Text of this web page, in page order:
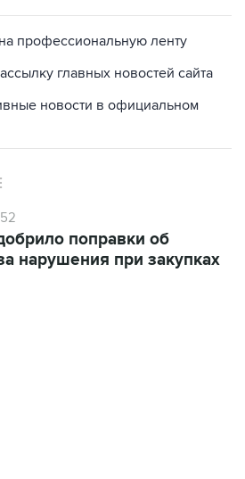
главных новостей сайта
новости в официальном
нарушения при закупках